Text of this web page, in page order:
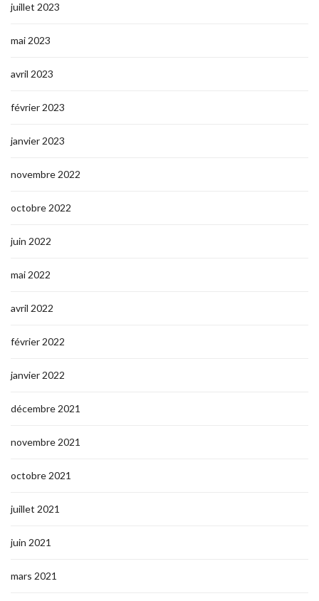
juillet 2023
mai 2023
avril 2023
février 2023
janvier 2023
novembre 2022
octobre 2022
juin 2022
mai 2022
avril 2022
février 2022
janvier 2022
décembre 2021
novembre 2021
octobre 2021
juillet 2021
juin 2021
mars 2021